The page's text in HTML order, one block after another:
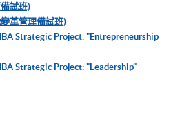
試班)
革管理備試班)
Strategic Project: "Entrepreneurship
Strategic Project: "Leadership"